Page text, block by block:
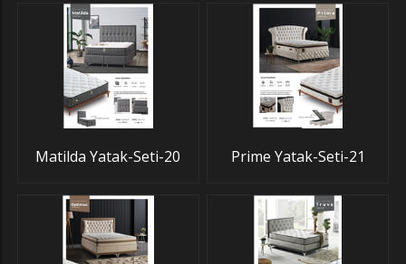
Matilda Yatak-Seti-20 Prime Yatak-Seti-21